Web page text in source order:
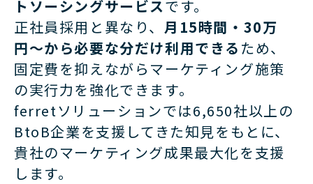
トソーシングサービスです。
正社員採用と異なり、月15時間・30万
円〜から必要な分だけ利用できる ため、
固定費を抑えながらマーケティング施策
の実行力を強化できます。
ferretソリューションでは6,650社以上の
BtoB企業を支援してきた知見をもとに、
貴社のマーケティング成果最大化を支援
します。